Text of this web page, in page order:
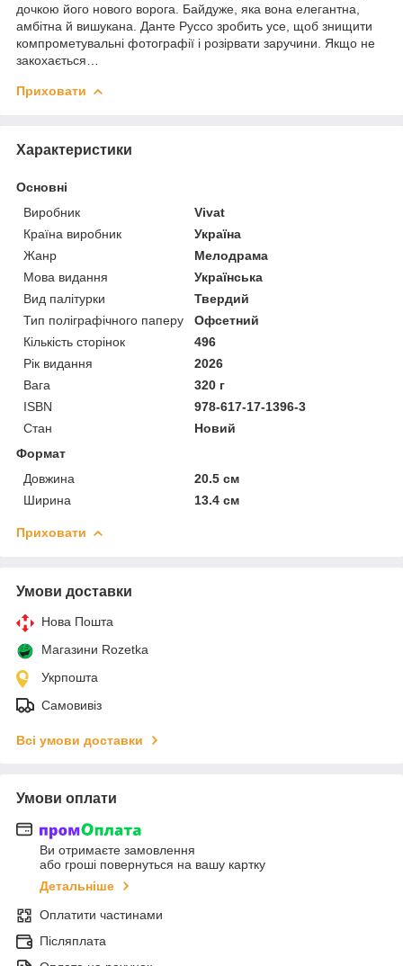
дочкою його нового ворога. Байдуже, яка вона елегантна,
амбітна й вишукана. Данте Руссо зробить усе, щоб знищити
компрометувальні фотографії і розірвати заручини. Якщо не
закохається…
Приховати
Характеристики
Основні
Виробник
Vivat
Країна виробник
Україна
Жанр
Мелодрама
Мова видання
Українська
Вид палітурки
Твердий
Тип поліграфічного паперу
Офсетний
Кількість сторінок
496
Рік видання
2026
Вага
320 г
ISBN
978-617-17-1396-3
Стан
Новий
Формат
Довжина
20.5 см
Ширина
13.4 см
Приховати
Умови доставки
Нова Пошта
Магазини Rozetka
Укрпошта
Самовивіз
Всі умови доставки
Умови оплати
Ви отримаєте замовлення
або гроші повернуться на вашу картку
Детальніше
Оплатити частинами
Післяплата